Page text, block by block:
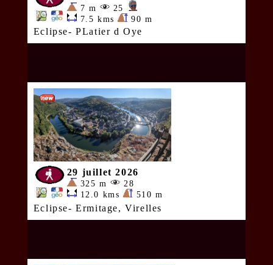
7 m
25
7.5 kms
90 m
Eclipse- PLatier d Oye
29 juillet 2026
325 m
28
12.0 kms
510 m
Eclipse- Ermitage, Virelles